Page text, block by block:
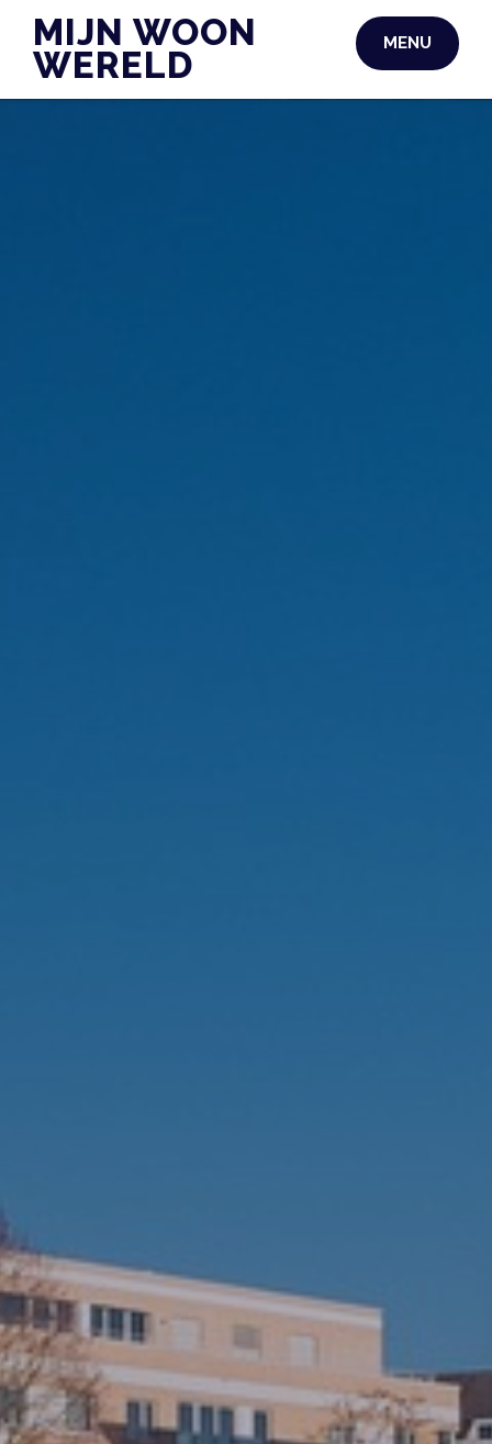
content
MIJN WOON
WERELD
MENU